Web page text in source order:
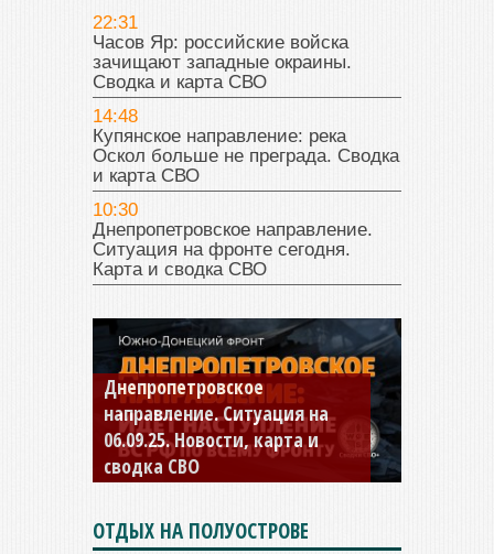
22:31
Часов Яр: российские войска
зачищают западные окраины.
Сводка и карта СВО
14:48
Купянское направление: река
Оскол больше не преграда. Сводка
и карта СВО
10:30
Днепропетровское направление.
Ситуация на фронте сегодня.
Карта и сводка СВО
Днепропетровское
направление. Ситуация на
06.09.25. Новости, карта и
сводка СВО
Константиновское
направление. Ситуация на
04.09.25 Новости, карта и
сводка СВО
ОТДЫХ НА ПОЛУОСТРОВЕ